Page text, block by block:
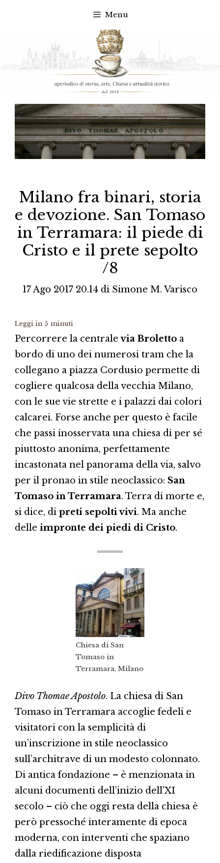
contenuto
Menu
Milano fra binari, storia
e devozione. San Tomaso
in Terramara: il piede di
Cristo e il prete sepolto
/8
17 Ago 2017 20.14 di Simone M. Varisco
Leggi in 5 minuti
Percorrere la centralevia Broletto a
bordo di uno dei numerosi tram che la
collegano a piazza Cordusio permette di
cogliere qualcosa della vecchia Milano,
con le sue vie strette e i palazzi dai colori
calcarei. Forse anche per questo è facile
che passi inosservata una chiesa di per sé
piuttosto anonima, perfettamente
incastonata nel panorama della via, salvo
per il pronao in stile neoclassico: San
Tomaso in Terramara. Terra di morte e,
si dice, di preti sepolti vivi. Ma anche
delle impronte dei piedi di Cristo.
Chiesa di San
Tomaso in
Terramara, Milano
Divo Thomae Apostolo. La chiesa di San
Tomaso in Terramara accoglie fedeli e
visitatori con la semplicità di
un’inscrizione in stile neoclassico
sull’architrave di un modesto colonnato.
Di antica fondazione – è menzionata in
alcuni documenti dell’inizio dell’XI
secolo – ciò che oggi resta della chiesa è
però pressoché interamente di epoca
moderna, con interventi che spaziano
dalla riedificazione disposta